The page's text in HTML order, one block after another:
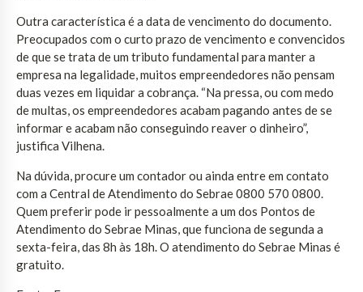
Outra característica é a data de vencimento do documento.
Preocupados com o curto prazo de vencimento e convencidos
de que se trata de um tributo fundamental para manter a
empresa na legalidade, muitos empreendedores não pensam
duas vezes em liquidar a cobrança. “Na pressa, ou com medo
de multas, os empreendedores acabam pagando antes de se
informar e acabam não conseguindo reaver o dinheiro”,
justifica Vilhena.
Na dúvida, procure um contador ou ainda entre em contato
com a Central de Atendimento do Sebrae 0800 570 0800.
Quem preferir pode ir pessoalmente a um dos Pontos de
Atendimento do Sebrae Minas, que funciona de segunda a
sexta-feira, das 8h às 18h. O atendimento do Sebrae Minas é
gratuito.